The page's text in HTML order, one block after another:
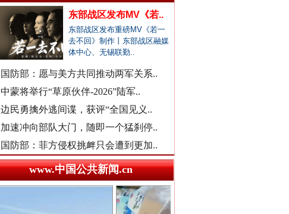
当地通报"白某某涉嫌婚内出轨"..
查实作弊！河南通报"三支一扶"..
贵州贵定通报"洛北河伴漂服务"..
衡水通报安平志臻中学相关情况
河南通报“三支一扶”高分争议
武汉大学口腔医院通报女子正颌..
销售毒性中药材，亳州连夜通报
官方通报“楼盘雕花侵权LV被起..
医院对未成年实施终止妊娠手术..
广西一女流浪汉怀孕？当地辟谣
一救护车在批发市场卸载水果？
贾平凹之女贾浅浅硕士学位被撤..
东部战区发布MV《若..
东部战区发布重磅MV《若一
去不回》制作丨东部战区融媒
体中心、无锡联勤..
国防部：愿与美方共同推动两军关系..
中蒙将举行“草原伙伴-2026”陆军..
边民勇擒外逃间谍，获评“全国见义..
加速冲向部队大门，随即一个猛刹停..
国防部：菲方侵权挑衅只会遭到更加..
www.中国公共新闻.cn